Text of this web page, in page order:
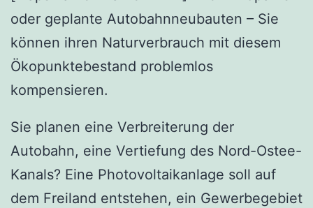
oder geplante Autobahnneubauten – Sie
können ihren Naturverbrauch mit diesem
Ökopunktebestand problemlos
kompensieren.
Sie planen eine Verbreiterung der
Autobahn, eine Vertiefung des Nord-Ostee-
Kanals? Eine Photovoltaikanlage soll auf
dem Freiland entstehen, ein Gewerbegebiet